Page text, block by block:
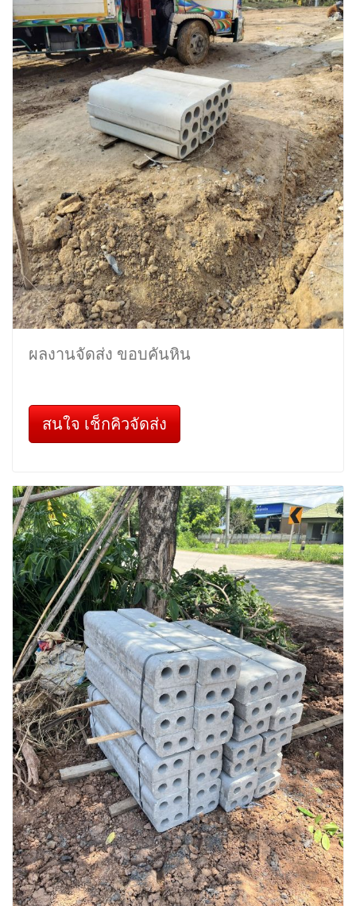
ผลงานจัดส่ง ขอบคันหิน
สนใจ เช็กคิวจัดส่ง